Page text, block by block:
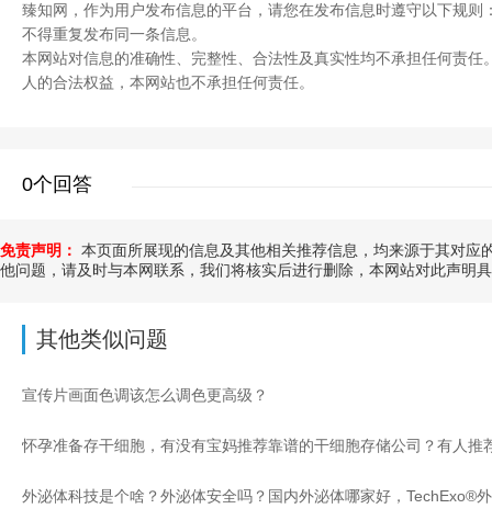
臻知网，作为用户发布信息的平台，请您在发布信息时遵守以下规
不得重复发布同一条信息。
本网站对信息的准确性、完整性、合法性及真实性均不承担任何责任
人的合法权益，本网站也不承担任何责任。
0个回答
免责声明： 本页面所展现的信息及其他相关推荐信息，均来源于其对
他问题，请及时与本网联系，我们将核实后进行删除，本网站对此声明
其他类似问题
宣传片画面色调该怎么调色更高级？